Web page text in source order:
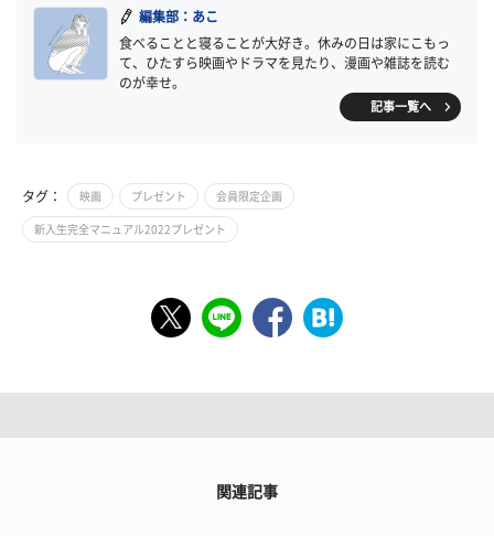
編集部：あこ
食べることと寝ることが大好き。休みの日は家にこもっ
て、ひたすら映画やドラマを見たり、漫画や雑誌を読む
のが幸せ。
記事一覧へ
タグ： 映画 プレゼント 会員限定企画
新入生完全マニュアル2022プレゼント
関連記事